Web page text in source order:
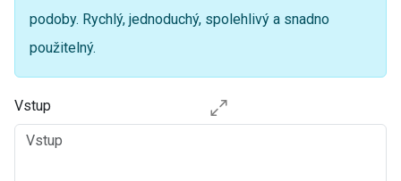
podoby. Rychlý, jednoduchý, spolehlivý a snadno
použitelný.
Vstup